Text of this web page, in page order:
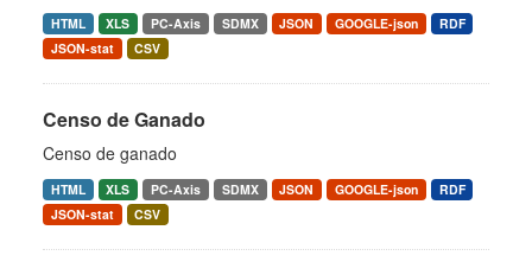
HTML XLS PC-Axis SDMX JSON GOOGLE-json
RDF
JSON-stat
CSV
Censo de Ganado
Censo de ganado
HTML XLS PC-Axis SDMX JSON GOOGLE-json
RDF
JSON-stat
CSV